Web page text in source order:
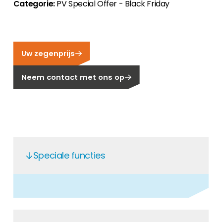
aan het juiste adres!
Huiseigenaar
Als u op zoek bent naar belangrijke product-
Categorie:PV Special Offer - Black Friday
Uw zegenprijs
Neem contact met ons op
Speciale functies